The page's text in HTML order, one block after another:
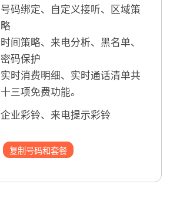
号码绑定、自定义接听、区域策
略
时间策略、来电分析、黑名单、
密码保护
实时消费明细、实时通话清单共
十三项免费功能。
企业彩铃、来电提示彩铃
复制号码和套餐